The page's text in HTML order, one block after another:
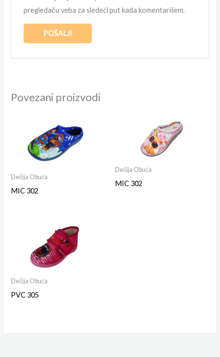
pregledaču veba za sledeći put kada komentarišem.
Povezani proizvodi
Dečija Obuća
MIC 302
Dečija Obuća
MIC 302
Dečija Obuća
PVC 305